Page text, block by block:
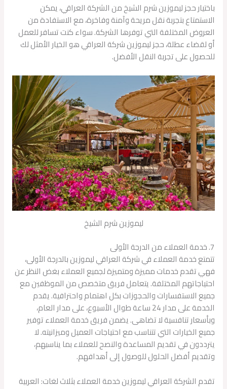
باختيار حجز ليموزين شرم الشيخ من الشركة العراقي، يمكن
الاستمتاع بتجربة نقل مريحة وآمنة وفاخرة، مع الاستفادة من
العروض المختلفة التي توفرها الشركة. سواء كنت تسافر للعمل
أو لقضاء عطلة، حجز ليموزين شركة العراقي هو الخيار الأمثل لك
للحصول على تجربة النقل الأفضل.
ليموزين شرم الشيخ
7. خدمة العملاء من الدرجة الأولى
تتمتع خدمة العملاء في شركة العراقي ليموزين بالدرجة الأولى،
فهي تقدم خدمات مميزة ومتميزة لجميع العملاء بغض النظر عن
احتياجاتهم المختلفة. يتعامل فريق متخصص من الموظفين مع
جميع الاستفسارات والحجوزات بكل اهتمام واحترافية. يقدم
الخدمة على مدار 24 ساعة طوال الأسبوع، على مدار العام،
وبأسعار تنافسية لا تضاهى. يضمن فريق خدمة العملاء توفير
جميع الخيارات التي تتناسب مع احتياجات العميل وميزانيته. لا
يترددون في تقديم المساعدة والنصح للعملاء بما يناسبهم،
وتقديم أفضل الحلول للوصول إلى أهدافهم.
تقدم الشركة العراقي ليموزين خدمة العملاء بثلاث لغات: العربية